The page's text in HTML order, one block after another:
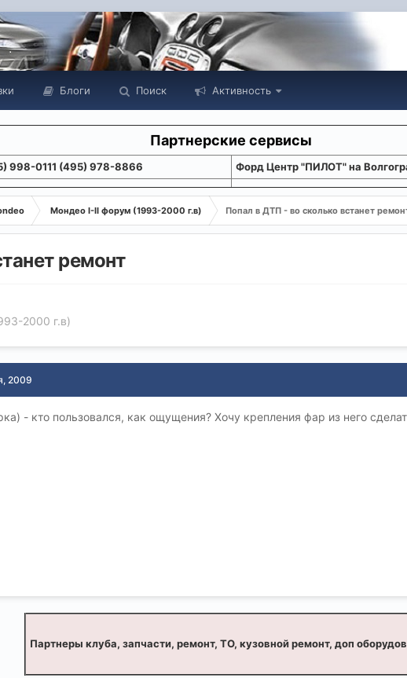
Блоги Поиск Активность
Партнерские сервисы
998-0111 (495) 978-8866 Форд Центр "ПИЛОТ" на
Мондео I-II форум (1993-2000 г.в) Попал в ДТП - во сколько встанет
ремонт
2000 г.в)
2009
- кто пользовался, как ощущения? Хочу крепления фар из него
Партнеры клуба, запчасти, ремонт, ТО, кузовной ремонт, доп